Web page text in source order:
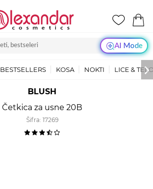
AI Mode
BESTSELLERS KOSA NOKTI LICE &
BLUSH
Četkica za usne 20B
Šifra: 17269